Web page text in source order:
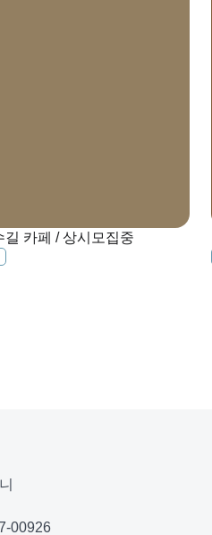
길 카페 / 상시모집중
00926